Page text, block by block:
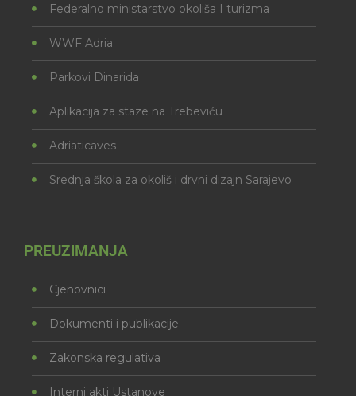
Federalno ministarstvo okoliša I turizma
WWF Adria
Parkovi Dinarida
Aplikacija za staze na Trebeviću
Adriaticaves
Srednja škola za okoliš i drvni dizajn Sarajevo
PREUZIMANJA
Cjenovnici
Dokumenti i publikacije
Zakonska regulativa
Interni akti Ustanove